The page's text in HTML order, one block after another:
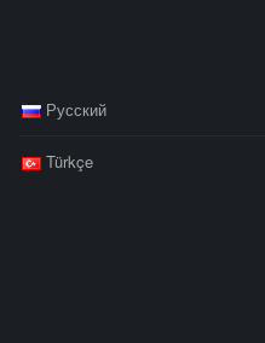
Русский
Türkçe